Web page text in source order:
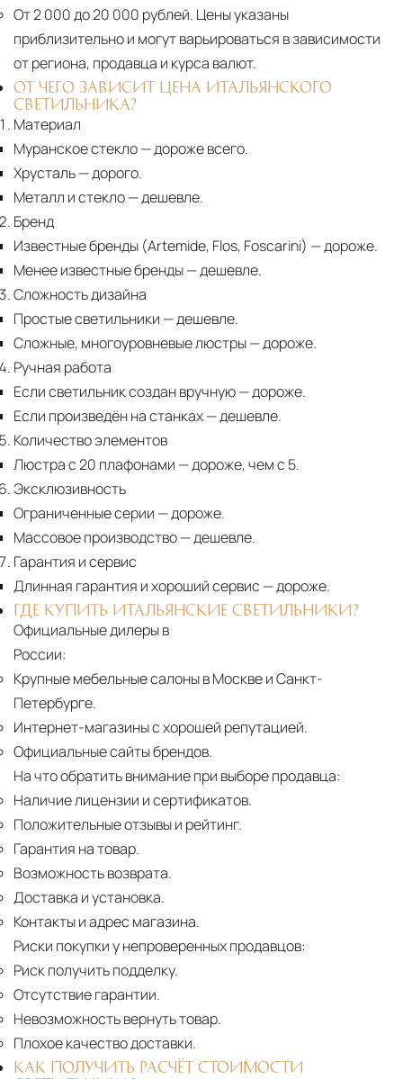
От 2 000 до 20 000 рублей. Цены указаны
приблизительно и могут варьироваться в зависимости
от региона, продавца и курса валют.
ОТ ЧЕГО ЗАВИСИТ ЦЕНА ИТАЛЬЯНСКОГО
СВЕТИЛЬНИКА?
Материал
Муранское стекло— дороже всего.
Хрусталь— дорого.
Металл и стекло— дешевле.
Бренд
Известные бренды (Artemide, Flos, Foscarini) — дороже.
Менее известные бренды— дешевле.
Сложность дизайна
Простые светильники — дешевле.
Сложные, многоуровневые люстры— дороже.
Ручная работа
Если светильник создан вручную— дороже.
Если произведён на станках— дешевле.
Количество элементов
Люстра с 20 плафонами — дороже, чем с 5.
Эксклюзивность
Ограниченные серии — дороже.
Массовое производство— дешевле.
Гарантия и сервис
Длинная гарантия и хороший сервис — дороже.
ГДЕ КУПИТЬ ИТАЛЬЯНСКИЕ СВЕТИЛЬНИКИ?
Официальные дилеры в
России:
Крупные мебельные салоны в Москве и Санкт-
Петербурге.
Интернет-магазины с хорошей репутацией.
Официальные сайты брендов.
На что обратить внимание при выборе продавца:
Наличие лицензии и сертификатов.
Положительные отзывы и рейтинг.
Гарантия на товар.
Возможность возврата.
Доставка и установка.
Контакты и адрес магазина.
Риски покупки у непроверенных продавцов:
Риск получить подделку.
Отсутствие гарантии.
Невозможность вернуть товар.
Плохое качество доставки.
КАК ПОЛУЧИТЬ РАСЧЁТ СТОИМОСТИ